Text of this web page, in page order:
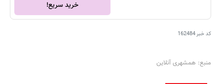
خرید سریع!
کد خبر162484
منبع: همشهری آنلاین